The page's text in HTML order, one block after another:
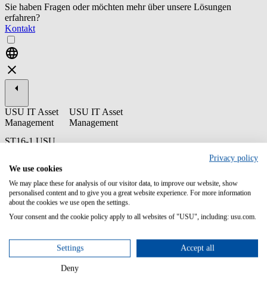
Sie haben Fragen oder möchten mehr über unsere Lösungen
erfahren?
Kontakt
USU IT Asset
Management
ST16-1 USU
FlowControl
USU IT Asset
Management
This training explains how to use FlowControl to handle Software
Requests and Software Purchases in USU License Management. It
also explains the different options to configure a request process
with facultative approval steps.
Content/Learning Objectives:
Understand the FlowControl features and the process flow
Privacy policy
We use cookies
We may place these for analysis of our visitor data, to improve our website, show
personalised content and to give you a great website experience. For more information
about the cookies we use open the settings.
Your consent and the cookie policy apply to all websites of "USU", including: usu.com.
Settings Accept all
Deny